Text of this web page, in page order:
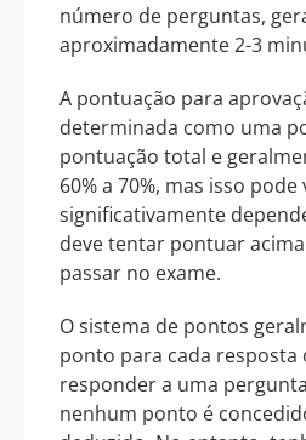
número de perguntas,
aproximadamente 2-3
A pontuação para
determinada como uma
pontuação total e
60% a 70%, mas isso
significativamente
deve tentar pontuar
passar no exame.
O sistema de pontos
ponto para cada resposta
responder a uma
nenhum ponto é